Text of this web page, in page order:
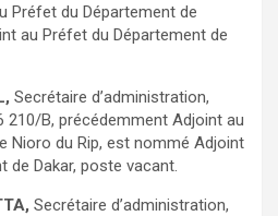
Préfet du Département de
au Préfet du Département de
Secrétaire d’administration,
210/B, précédemment Adjoint au
Nioro du Rip, est nommé Adjoint
de Dakar, poste vacant.
Secrétaire d’administration,